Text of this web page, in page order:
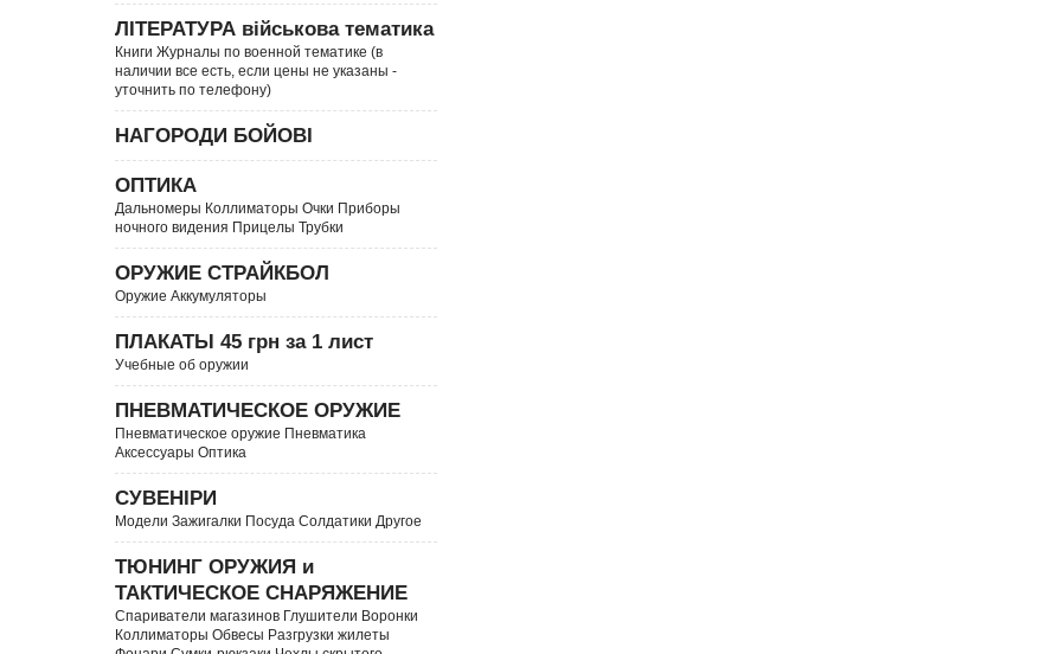
ЛІТЕРАТУРА військова тематика
Книги Журналы по военной тематике (в
наличии все есть, если цены не указаны -
уточнить по телефону)
НАГОРОДИ БОЙОВІ
ОПТИКА
Дальномеры Коллиматоры Очки Приборы
ночного видения Прицелы Трубки
ОРУЖИЕ СТРАЙКБОЛ
Оружие Аккумуляторы
ПЛАКАТЫ 45 грн за 1 лист
Учебные об оружии
ПНЕВМАТИЧЕСКОЕ ОРУЖИЕ
Пневматическое оружие Пневматика
Аксессуары Оптика
СУВЕНІРИ
Модели Зажигалки Посуда Солдатики Другое
ТЮНИНГ ОРУЖИЯ и
ТАКТИЧЕСКОЕ СНАРЯЖЕНИЕ
Спариватели магазинов Глушители Воронки
Коллиматоры Обвесы Разгрузки жилеты